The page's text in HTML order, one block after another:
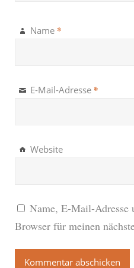
Name *
E-Mail-Adresse *
Website
Name, E-Mail-Adresse
Browser für meinen